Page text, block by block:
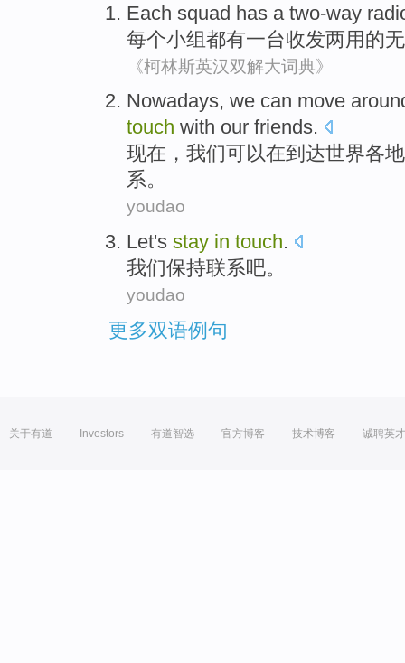
Each squad has a two-way
每个小组都有一台收发两用 的
《柯林斯英汉双解大词典》
Nowadays, we can move
touch with our friends.
现在，我们可以在到达世界各
系。
youdao
Let's stay in touch.
我们保持联系吧。
youdao
更多双语例句
关于有道 Investors 有道智选 官方博客 技术博客 诚聘英才